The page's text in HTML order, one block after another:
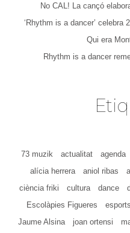
No CAL! La cançó
‘Rhythm is a dancer’ celebra
Qui era
Rhythm is a dancer
73 muzik actualitat agenda
alícia herrera
aniol ribas
ciència friki
cultura dance
Escolàpies Figueres
esports
Jaume Alsina
joan ortensi